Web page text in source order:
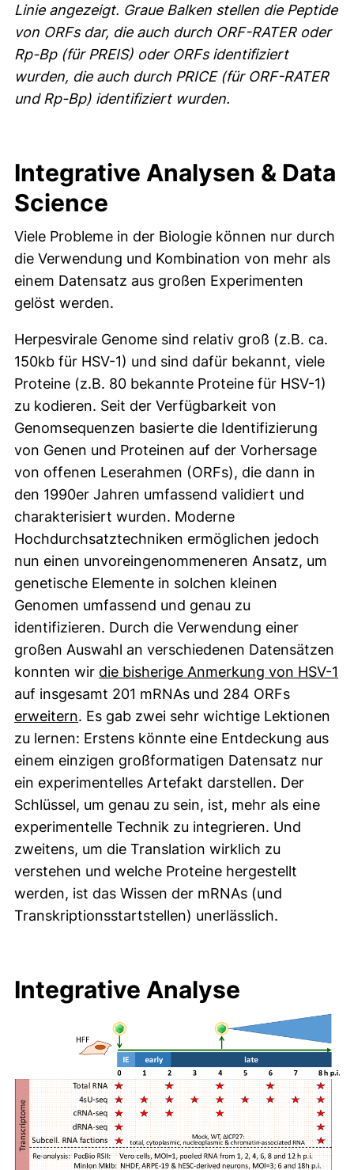
Linie angezeigt. Graue Balken stellen die Peptide
von ORFs dar, die auch durch ORF-RATER oder
Rp-Bp (für PREIS) oder ORFs identifiziert
wurden, die auch durch PRICE (für ORF-RATER
und Rp-Bp) identifiziert wurden.
Integrative Analysen & Data
Science
Viele Probleme in der Biologie können nur durch
die Verwendung und Kombination von mehr als
einem Datensatz aus großen Experimenten
gelöst werden.
Herpesvirale Genome sind relativ groß (z.B. ca.
150kb für HSV-1) und sind dafür bekannt, viele
Proteine (z.B. 80 bekannte Proteine für HSV-1)
zu kodieren. Seit der Verfügbarkeit von
Genomsequenzen basierte die Identifizierung
von Genen und Proteinen auf der Vorhersage
von offenen Leserahmen (ORFs), die dann in
den 1990er Jahren umfassend validiert und
charakterisiert wurden. Moderne
Hochdurchsatztechniken ermöglichen jedoch
nun einen unvoreingenommeneren Ansatz, um
genetische Elemente in solchen kleinen
Genomen umfassend und genau zu
identifizieren. Durch die Verwendung einer
großen Auswahl an verschiedenen Datensätzen
konnten wir die bisherige Anmerkung von HSV-1
auf insgesamt 201 mRNAs und 284 ORFs
erweitern(externer Link, öffnet neues Fenster)
. Es gab zwei sehr wichtige Lektionen
zu lernen: Erstens könnte eine Entdeckung aus
einem einzigen großformatigen Datensatz nur
ein experimentelles Artefakt darstellen. Der
Schlüssel, um genau zu sein, ist, mehr als eine
experimentelle Technik zu integrieren. Und
zweitens, um die Translation wirklich zu
verstehen und welche Proteine hergestellt
werden, ist das Wissen der mRNAs (und
Transkriptionsstartstellen) unerlässlich.
Integrative Analyse